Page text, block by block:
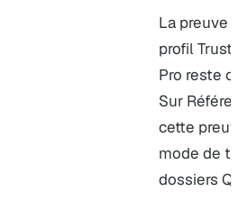
La preuve
profil
Pro reste
Sur
cette
mode de
dossiers